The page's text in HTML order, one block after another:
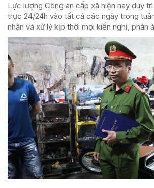
Lực lượng Công an cấp xã hiện nay duy
trực 24/24h vào tất cả các ngày trong
nhận và xử lý kịp thời mọi kiến nghị, phản